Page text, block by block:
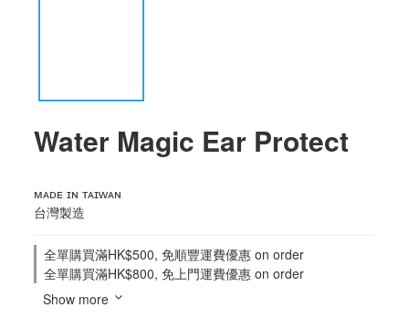
Water Magic Ear Protect
ᴍᴀᴅᴇ ɪɴ ᴛᴀɪᴡᴀɴ
台灣製造
全單購買滿HK$500, 免順豐運費優惠 on order
全單購買滿HK$800, 免上門運費優惠 on order
Show more